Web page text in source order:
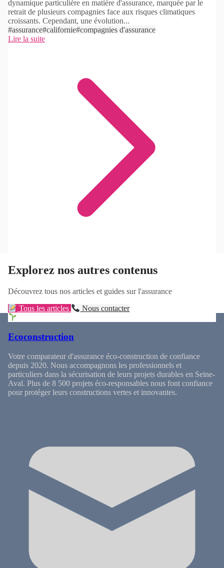
dynamique particulière en matière d'assurance, marquée par le
retrait de plusieurs compagnies face aux risques climatiques
croissants. Cependant, une évolution...
#assurance#californie#compagnies d'assurance
Lire la suite
Explorez nos autres contenus
Découvrez tous nos articles et guides sur l'assurance
Tous les articles Nous contacter
Ecoconstruction
Votre comparateur d'assurance éco-construction de confiance
depuis 2020. Nous accompagnons les professionnels et
particuliers dans la sécurisation de leurs projets durables en Seine-
Aval. Plus de 8 500 projets éco-responsables nous font confiance
pour protéger leurs constructions vertes et innovantes.